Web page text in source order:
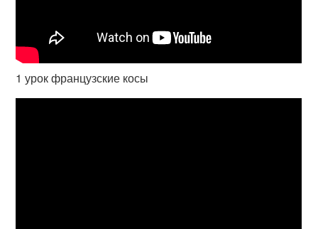
1 урок французские косы